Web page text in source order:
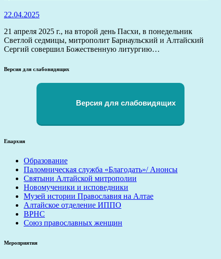
22.04.2025
21 апреля 2025 г., на второй день Пасхи, в понедельник
Светлой седмицы, митрополит Барнаульский и Алтайский
Сергий совершил Божественную литургию…
Версия для слабовидящих
Версия для слабовидящих
Епархия
Образование
Паломническая служба «Благодать»/ Анонсы
Святыни Алтайской митрополии
Новомученики и исповедники
Музей истории Православия на Алтае
Алтайское отделение ИППО
ВРНС
Союз православных женщин
Мероприятия